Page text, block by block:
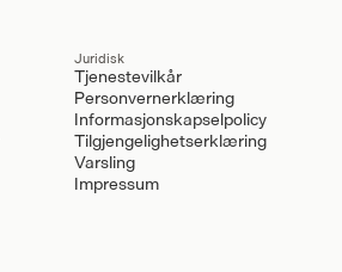
Juridisk
Tjenestevilkår
Personvernerklæring
Informasjonskapselpolicy
Tilgjengelighetserklæring
Varsling
Impressum